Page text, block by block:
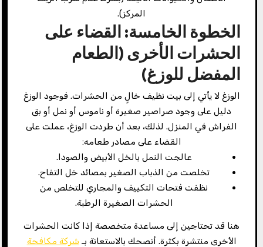
المركز).
الخطوة الخامسة: القضاء على
الحشرات الأخرى (الطعام
المفضل للوزغ)
الوزغ لا يأتي إلى بيت نظيف خالٍ من الحشرات. فوجود الوزغ
دليل على وجود صراصير صغيرة أو ناموس أو نمل أو بق
الفراش في المنزل. لذلك، بعد أن طردت الوزغ، عملت على
القضاء على مصادر طعامه:
عالجت النمل بالخل الأبيض والصودا.
تخلصت من الذباب الصغير بمصائد خل التفاح.
نظفت فتحات التكييف والمجاري للتخلص من
الحشرات الصغيرة الرطبة.
هنا قد تحتاجين إلى مساعدة متخصصة إذا كانت الحشرات
الأخرى منتشرة بكثرة. أنصحك بالاستعانة بـ شركة مكافحة